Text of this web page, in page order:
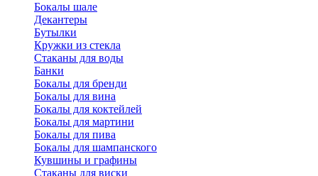
Бокалы шале
Декантеры
Бутылки
Кружки из стекла
Стаканы для воды
Банки
Бокалы для бренди
Бокалы для вина
Бокалы для коктейлей
Бокалы для мартини
Бокалы для пива
Бокалы для шампанского
Кувшины и графины
Стаканы для виски